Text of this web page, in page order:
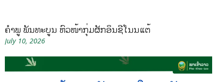
ຄໍາພູ ພັນທະບູນ ຫົວໜ້າກຸ່ມຜັກອິນຊີໂນນແຕ້
July 10, 2026